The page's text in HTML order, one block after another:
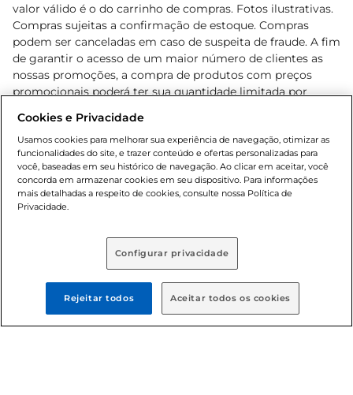
valor válido é o do carrinho de compras. Fotos ilustrativas.
Compras sujeitas a confirmação de estoque. Compras
podem ser canceladas em caso de suspeita de fraude. A fim
de garantir o acesso de um maior número de clientes as
nossas promoções, a compra de produtos com preços
promocionais poderá ter sua quantidade limitada por
o e-commerce e válidos durante o dia de hoje, podendo
sofrer alterações sem prévia notificação. Proibida a venda
de bebidas alcoólicas para menores de 18 anos, conforme
Lei n.º 8069/90, art. 81, inciso II (Estatuto da Criança e do
Adolescente). Preços e condições exclusivos para o
www.bretas.com.br
© 2025 Copyright. Todos os direitos
reservados Bretas.
Cookies e Privacidade
Usamos cookies para melhorar sua experiência de navegação, otimizar as
funcionalidades do site, e trazer conteúdo e ofertas personalizadas para
você, baseadas em seu histórico de navegação. Ao clicar em aceitar, você
concorda em armazenar cookies em seu dispositivo. Para informações
mais detalhadas a respeito de cookies, consulte nossa Política de
Privacidade.
Configurar privacidade
Rejeitar todos Aceitar todos os cookies